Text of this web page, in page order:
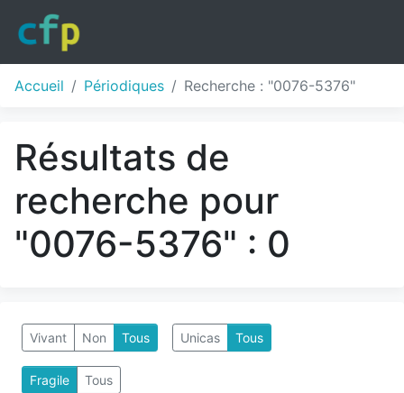
Accueil Périodiques Recherche : "0076-5376"
Résultats de
recherche pour
"0076-5376" : 0
Vivant Non Tous Unicas Tous
Fragile Tous